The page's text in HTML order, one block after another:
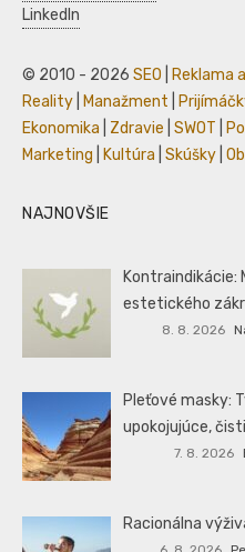
LinkedIn
© 2010 - 2026 SEO Reklama
Reality
Manažment
Ekonomika
Zdravie SWOT
Marketing
Kultúra Skúšky
NAJNOVŠIE
Kontraindikácie:
estetického
8. 8. 2026
Pleťové masky:
upokojujúce,
7. 8. 2026
Racionálna